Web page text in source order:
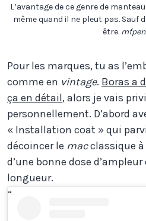
L’avantage de ce genre de
même quand il ne pleut pas. Sauf
être.
Pour les marques, tu as
comme en vintage. Boras a
ça en détail, alors je vais
personnellement. D’abord
« Installation coat » qui
décoincer le macclassique à
d’une bonne dose
longueur.